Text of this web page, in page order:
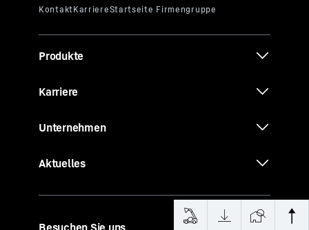
Produkte
Karriere
Unternehmen
Aktuelles